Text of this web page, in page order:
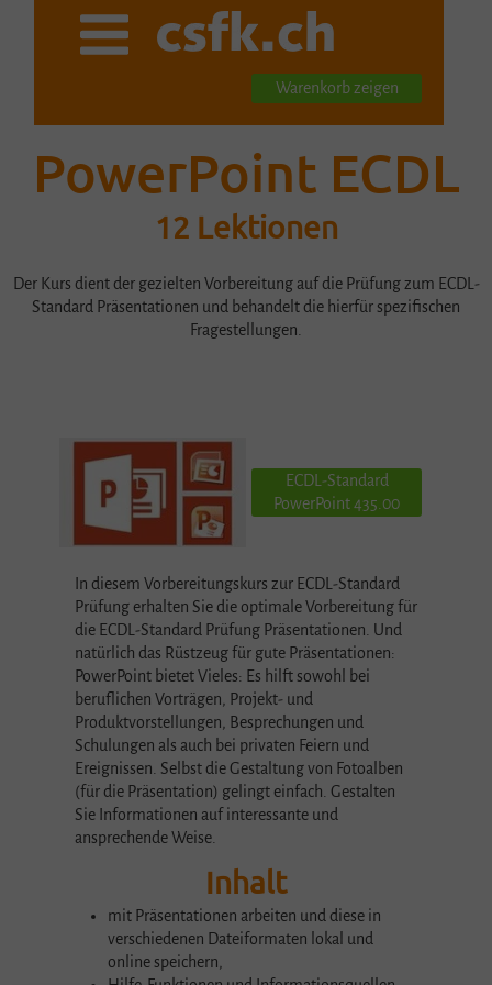
In diesem Vorbereitungskurs zur ECDL-Standard
Prüfung erhalten Sie die optimale Vorbereitung für
die ECDL-Standard Prüfung Präsentationen. Und
natürlich das Rüstzeug für gute Präsentationen:
PowerPoint bietet Vieles: Es hilft sowohl bei
beruflichen Vorträgen, Projekt- und
Produktvorstellungen, Besprechungen und
Schulungen als auch bei privaten Feiern und
Ereignissen. Selbst die Gestaltung von Fotoalben
(für die Präsentation) gelingt einfach. Gestalten
Sie Informationen auf interessante und
ansprechende Weise.
Inhalt
mit Präsentationen arbeiten und diese in
verschiedenen Dateiformaten lokal und
online speichern,
ECDL-Standard
PowerPoint 435.00
PowerPoint ECDL
12 Lektionen
Der Kurs dient der gezielten Vorbereitung auf die Prüfung zum ECDL-
Standard Präsentationen und behandelt die hierfür spezifischen
Fragestellungen.
Warenkorb zeigen